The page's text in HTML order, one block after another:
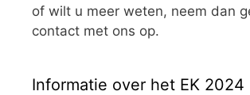
of wilt u meer weten, neem dan
contact met ons op.
Informatie over het EK 2024